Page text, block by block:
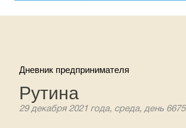
Дневник предпринимателя
Рутина
29 декабря 2021 года, среда, день 6675